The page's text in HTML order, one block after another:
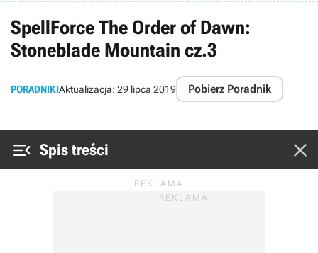
SpellForce The Order of Dawn:
Stoneblade Mountain cz.3
PORADNIKIAktualizacja: 29 lipca 2019 Pobierz Poradnik
 Spis treści 